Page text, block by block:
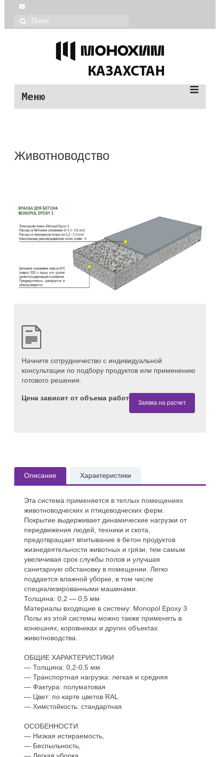
Меню
| Монопол продукция
Животноводство
Начните сотрудничество с индивидуальной
консультации по подбору продуктов или применению
готового решения.
Цена зависит от объема работ
Заявка на расчет
Описание Характеристики
Эта система применяется в теплых помещениях
животноводческих и птицеводческих ферм.
Покрытие выдерживает динамические нагрузки от
передвижения людей, техники и скота,
предотвращает впитывание в бетон продуктов
жизнедеятельности животных и грязи, тем самым
увеличивая срок службы полов и улучшая
санитарную обстановку в помещении. Легко
поддается влажной уборке, в том числе
специализированными машинами.
Толщина: 0,2 — 0,5 мм
Материалы входящие в систему: Monopol Epoxy 3
Полы из этой системы можно также применять в
конюшнях, коровниках и других объектах
животноводства.
ОБЩИЕ ХАРАКТЕРИСТИКИ
— Толщина: 0,2-0,5 мм
— Транспортная нагрузка: легкая и средняя
— Фактура: полуматовая
— Цвет: по карте цветов RAL
— Химстойкость: стандартная
ОСОБЕННОСТИ
— Низкая истираемость,
— Беспыльность,